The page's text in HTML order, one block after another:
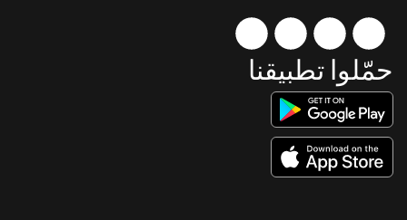
حمّلوا تطبيقنا